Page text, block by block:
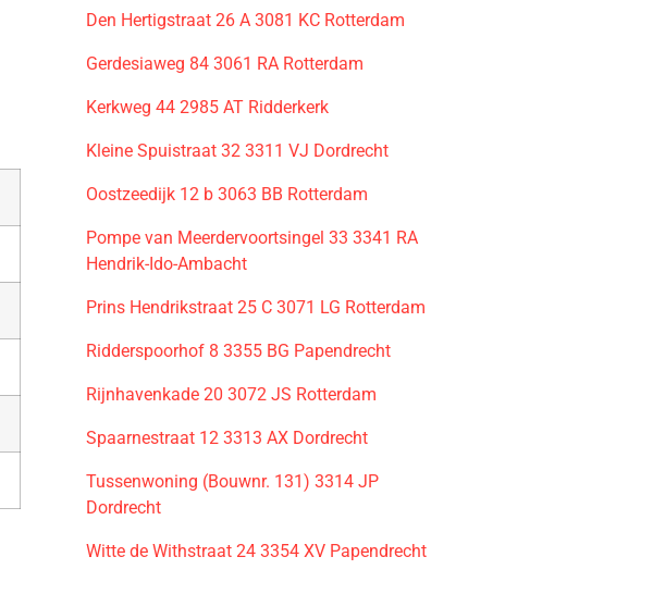
Den Hertigstraat 26 A 3081 KC Rotterdam
Gerdesiaweg 84 3061 RA Rotterdam
Kerkweg 44 2985 AT Ridderkerk
Kleine Spuistraat 32 3311 VJ Dordrecht
Oostzeedijk 12 b 3063 BB Rotterdam
Pompe van Meerdervoortsingel 33 3341 RA
Hendrik-Ido-Ambacht
Prins Hendrikstraat 25 C 3071 LG Rotterdam
Ridderspoorhof 8 3355 BG Papendrecht
Rijnhavenkade 20 3072 JS Rotterdam
Spaarnestraat 12 3313 AX Dordrecht
Tussenwoning (Bouwnr. 131) 3314 JP
Dordrecht
Witte de Withstraat 24 3354 XV Papendrecht